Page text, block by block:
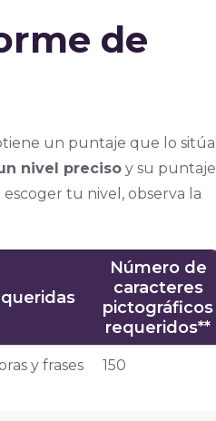
de
un puntaje que lo sitúa
nivel preciso y su puntaje
tu nivel, observa la
Número de
caracteres
pictográficos
requeridos**
y frases
150